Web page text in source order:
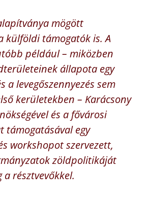
mögött
külföldi támogatók is. A
például – miközben
állapota egy
a levegőszennyezés sem
kerületekben – Karácsony
és a fővárosi
támogatásával egy
workshopot szervezett,
zöldpolitikáját
a résztvevőkkel.